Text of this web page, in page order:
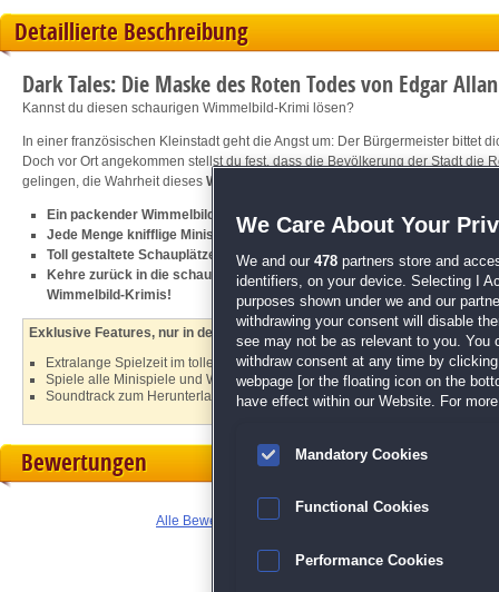
Detaillierte Beschreibung
Dark Tales: Die Maske des Roten Todes von Edgar
Kannst du diesen schaurigen Wimmelbild-Krimi lösen?
In einer französischen Kleinstadt geht die Angst um: Der Bürgermeister bittet
Doch vor Ort angekommen stellst du fest, dass die Bevölkerung der Stadt die
gelingen, die Wahrheit dieses Wimmelbild
Ein packender Wimmelbild-Krimi nach einer Erzählung von Edgar Allan
Jede Menge knifflige Minispiele und Rätsel
Toll gestaltete Schauplätze und stimmungsvoller Soundtrack
Kehre zurück in die schaurig-schöne Welt vonEdgar Allan Poeund
Wimmelbild-Krimis!
Exklusive Features, nur in der Sammleredition:
Extralange Spielzeit im tollen Bonuskapitel
Spiele alle Minispiele und Wimmelbilder wann immer du willst
Soundtrack zum Herunterladen, Bildschirmhintergründe,
Bewertungen
Alle Bewertungen anzeigen
We Care About Your
We and our 478 partners store and
identifiers, on your device. Selecting I
purposes shown under we and our
withdrawing your consent will disable
see may not be as relevant to you. You
withdraw consent at any time by
webpage [or the floating icon on the
have effect within our Website. For
Mandatory Cookies
Functional Cookies
Performance Cookies